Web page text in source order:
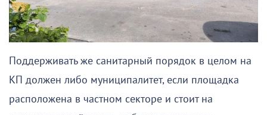
Поддерживать же санитарный порядок в целом на
КП должен либо муниципалитет, если площадка
расположена в частном секторе и стоит на